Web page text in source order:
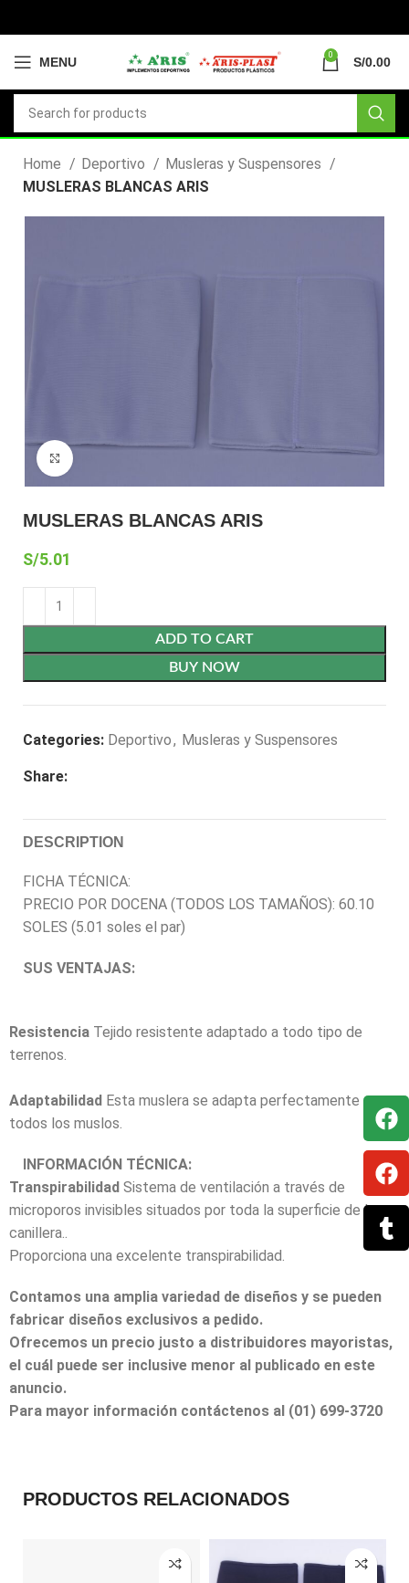
MENU 0 S/0.00
Home Deportivo
Musleras y Suspensores
MUSLERAS BLANCAS ARIS
MUSLERAS BLANCAS ARIS
S/5.01
ADD TO CART
BUY NOW
Categories: Deportivo, Musleras y Suspensores
Share:
DESCRIPTION
FICHA TÉCNICA:
PRECIO POR DOCENA (TODOS LOS TAMAÑOS): 60.10
SOLES (5.01 soles el par)
SUS VENTAJAS:
Resistencia Tejido resistente adaptado a todo tipo de
terrenos.
Adaptabilidad Esta muslera se adapta perfectamente a
todos los muslos.
INFORMACIÓN TÉCNICA:
Transpirabilidad Sistema de ventilación a través de
microporos invisibles situados por toda la superficie de la
canillera..
Proporciona una excelente transpirabilidad.
Contamos una amplia variedad de diseños y se pueden
fabricar diseños exclusivos a pedido.
Ofrecemos un precio justo a distribuidores mayoristas,
el cuál puede ser inclusive menor al publicado en este
anuncio.
Para mayor información contáctenos al (01) 699-3720
PRODUCTOS RELACIONADOS